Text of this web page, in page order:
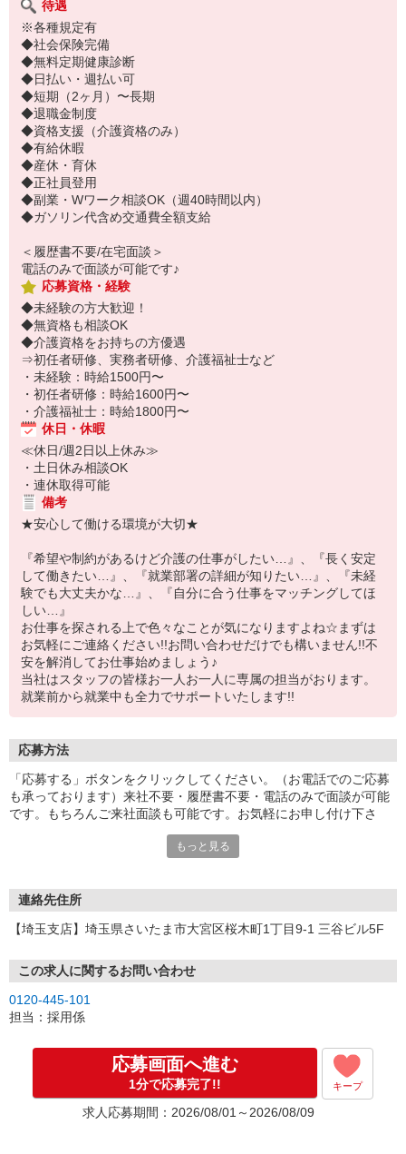
待遇
※各種規定有
◆社会保険完備
◆無料定期健康診断
◆日払い・週払い可
◆短期（2ヶ月）〜長期
◆退職金制度
◆資格支援（介護資格のみ）
◆有給休暇
◆産休・育休
◆正社員登用
◆副業・Wワーク相談OK（週40時間以内）
◆ガソリン代含め交通費全額支給
＜履歴書不要/在宅面談＞
電話のみで面談が可能です♪
応募資格・経験
◆未経験の方大歓迎！
◆無資格も相談OK
◆介護資格をお持ちの方優遇
⇒初任者研修、実務者研修、介護福祉士など
・未経験：時給1500円〜
・初任者研修：時給1600円〜
・介護福祉士：時給1800円〜
休日・休暇
≪休日/週2日以上休み≫
・土日休み相談OK
・連休取得可能
備考
★安心して働ける環境が大切★
『希望や制約があるけど介護の仕事がしたい…』、『長く安定
して働きたい…』、『就業部署の詳細が知りたい…』、『未経
験でも大丈夫かな…』、『自分に合う仕事をマッチングしてほ
しい…』
お仕事を探される上で色々なことが気になりますよね☆まずは
お気軽にご連絡ください!!お問い合わせだけでも構いません!!不
安を解消してお仕事始めましょう♪
当社はスタッフの皆様お一人お一人に専属の担当がおります。
就業前から就業中も全力でサポートいたします!!
応募方法
「応募する」ボタンをクリックしてください。（お電話でのご応募
も承っております）来社不要・履歴書不要・電話のみで面談が可能
です。もちろんご来社面談も可能です。お気軽にお申し付け下さ
もっと見る
連絡先住所
【埼玉支店】埼玉県さいたま市大宮区桜木町1丁目9-1 三谷ビル5F
この求人に関するお問い合わせ
0120-445-101
担当：採用係
応募画面へ進む
1分で応募完了!! キープ
求人応募期間：2026/08/01～2026/08/09